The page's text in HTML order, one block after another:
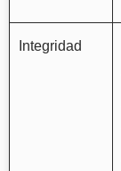
Integridad